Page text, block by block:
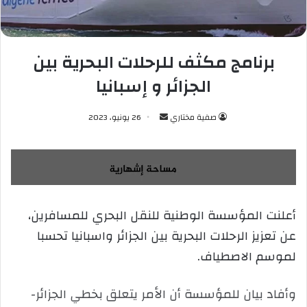
برنامج مكثف للرحلات البحرية بين
الجزائر و إسبانيا
صفية مختاري
س
ل
ب
ي
د
ك
26 يونيو، 2023
أعلنت المؤسسة الوطنية للنقل البحري للمسافرين،
عن تعزيز الرحلات البحرية بين الجزائر واسبانيا تحسبا
لموسم الاصطياف.
وأفاد بيان للمؤسسة أن الأمر يتعلق بخطي الجزائر-